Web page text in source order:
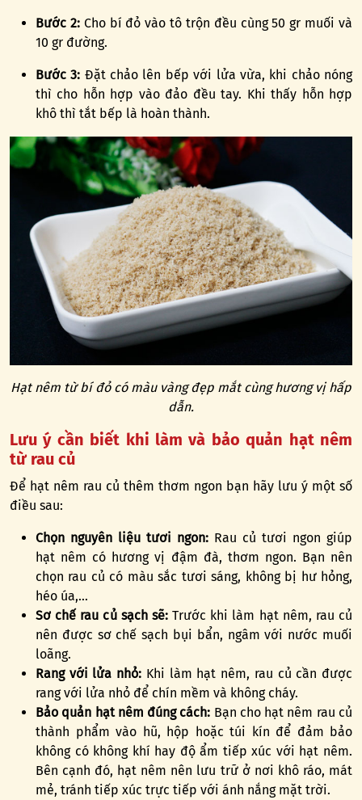
Bước 2: Cho bí đỏ vào tô trộn đều cùng 50 gr muối và
10 gr đường.
Bước 3: Đặt chảo lên bếp với lửa vừa, khi chảo nóng
thì cho hỗn hợp vào đảo đều tay. Khi thấy hỗn hợp
khô thì tắt bếp là hoàn thành.
Hạt nêm từ bí đỏ có màu vàng đẹp mắt cùng hương vị hấp
dẫn.
Lưu ý cần biết khi làm và bảo quản hạt nêm
từ rau củ
Để hạt nêm rau củ thêm thơm ngon bạn hãy lưu ý một số
điều sau:
Chọn nguyên liệu tươi ngon: Rau củ tươi ngon giúp
hạt nêm có hương vị đậm đà, thơm ngon. Bạn nên
chọn rau củ có màu sắc tươi sáng, không bị hư hỏng,
héo úa,…
Sơ chế rau củ sạch sẽ: Trước khi làm hạt nêm, rau củ
nên được sơ chế sạch bụi bẩn, ngâm với nước muối
loãng.
Rang với lửa nhỏ: Khi làm hạt nêm, rau củ cần được
rang với lửa nhỏ để chín mềm và không cháy.
Bảo quản hạt nêm đúng cách: Bạn cho hạt nêm rau củ
thành phẩm vào hũ, hộp hoặc túi kín để đảm bảo
không có không khí hay độ ẩm tiếp xúc với hạt nêm.
Bên cạnh đó, hạt nêm nên lưu trữ ở nơi khô ráo, mát
mẻ, tránh tiếp xúc trực tiếp với ánh nắng mặt trời.